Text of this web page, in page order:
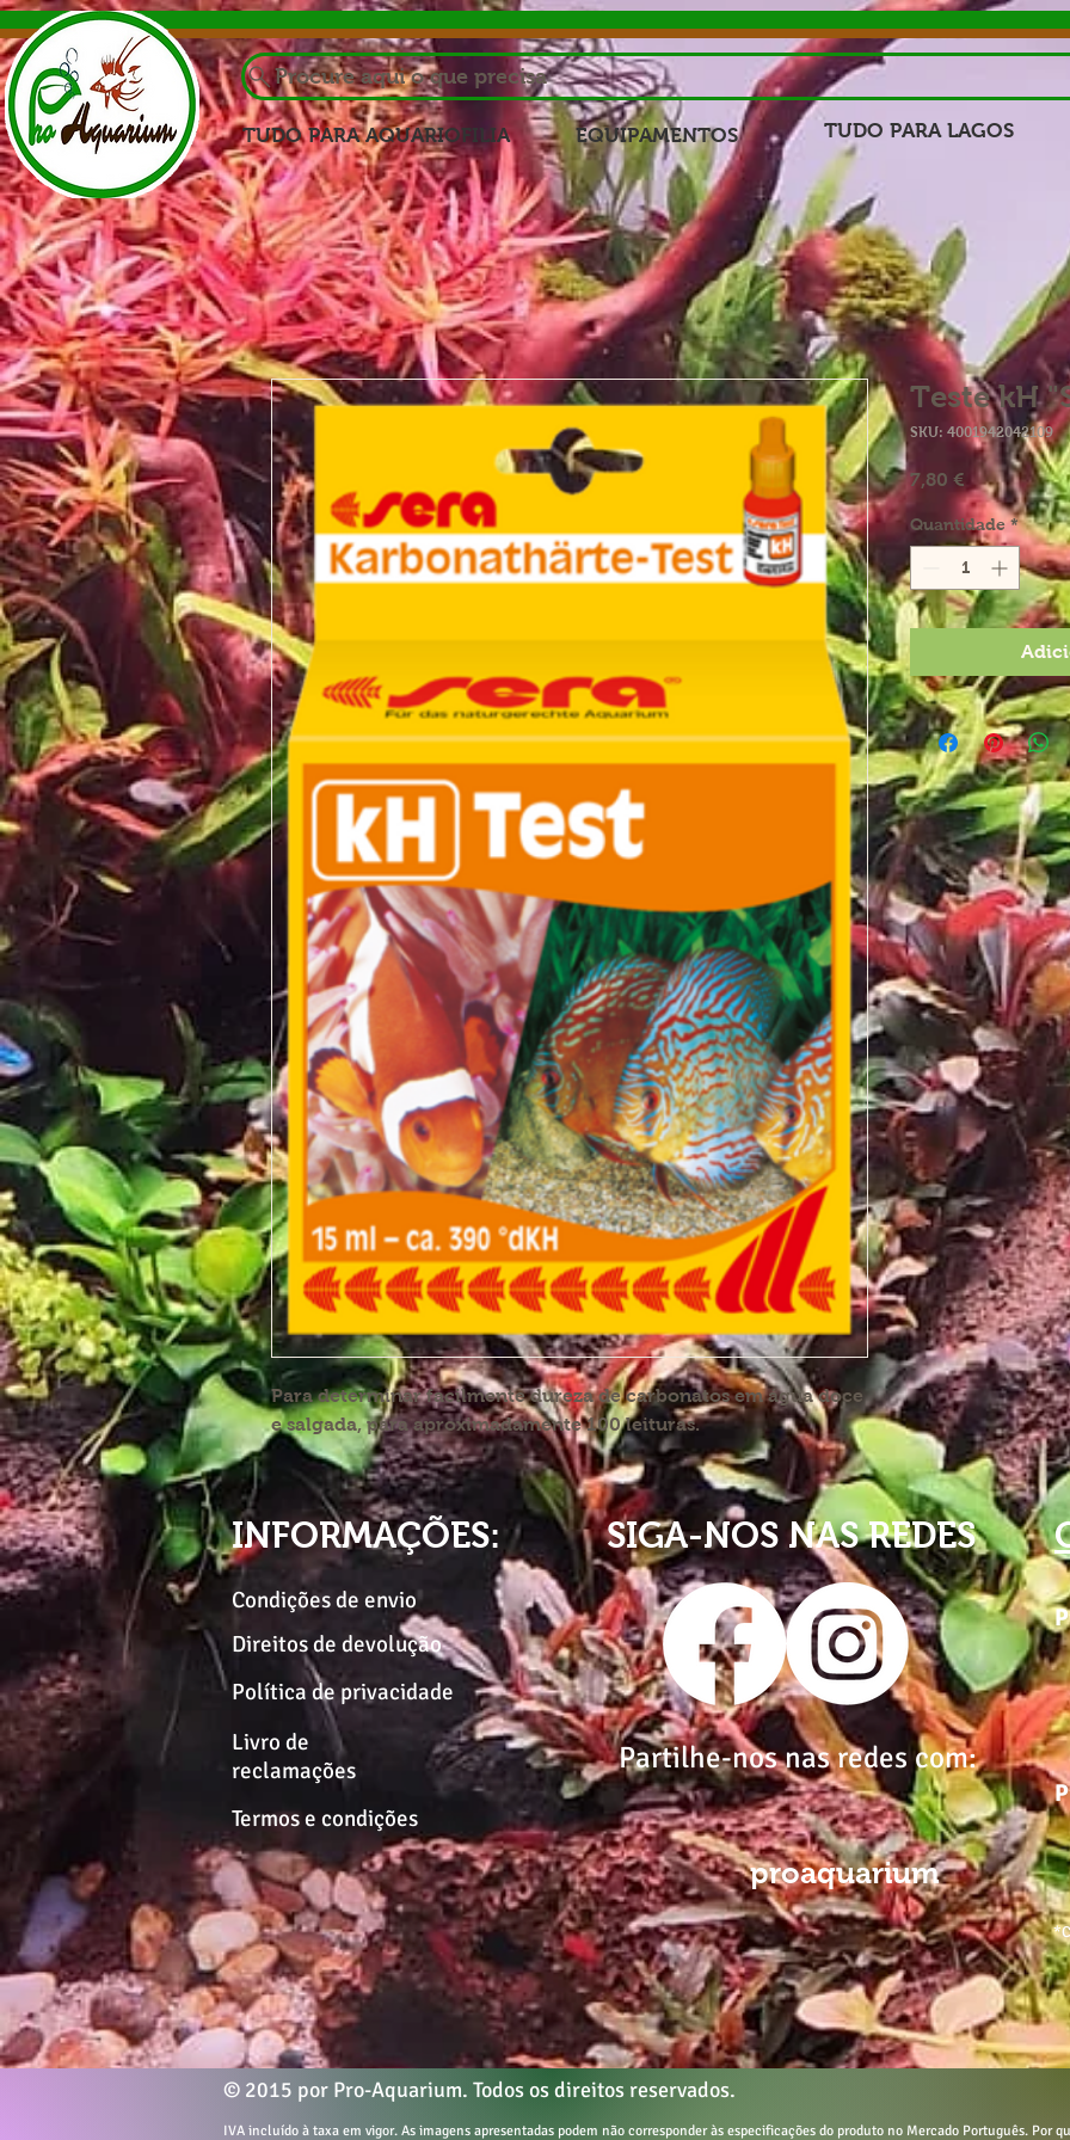
Procure aqui o que precisa
TUDO PARA AQUARIOFILIA EQUIPAMENTOS TUDO PARA LAGOS
Para determinar facilmente dureza de carbonatos em água doce
e salgada, para aproximadamente 100 leituras.
Teste kH
SKU: 4001942042109
7,80 € Preço
Quantidade *
INFORMAÇÕES:
Condições de envio
Direitos de devolução
Política de privacidade
Livro de
reclamações
Termos e condições
SIGA-NOS NAS REDES
Partilhe-nos nas redes com:
proaquarium
© 2015 por Pro-Aquarium. Todos os direitos reservados.
IVA incluído à taxa em vigor. As imagens apresentadas podem não corresponder às especificações do produto no Mercado Português. Por